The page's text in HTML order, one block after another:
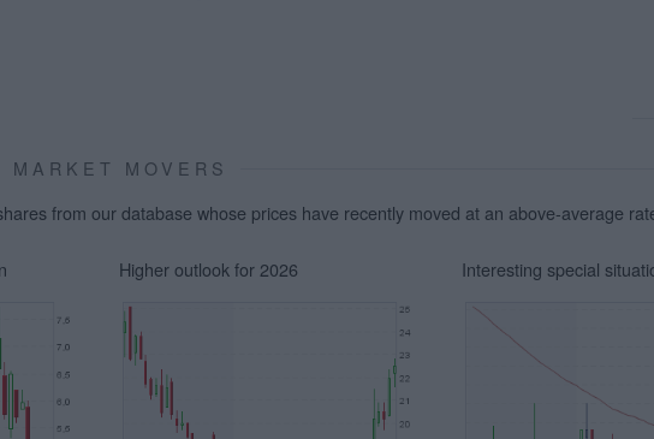
MARKET MOVERS
from our database whose prices have recently moved at an above-average
Higher outlook for 2026 Interesting special